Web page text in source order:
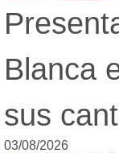
Blanca
sus
03/08/2026